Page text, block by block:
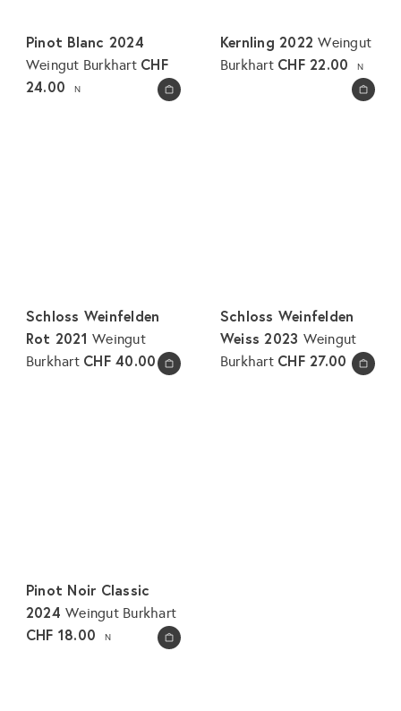
In den Warenkorb legen
Pinot Blanc 2024
Weingut Burkhart CHF
24.00
N In den Warenkorb legen
Kernling 2022Weingut
Burkhart CHF 22.00 N
In den Warenkorb legen
Schloss Weinfelden
Rot 2021Weingut
Burkhart CHF 40.00 N In den Warenkorb legen
Schloss Weinfelden
Weiss 2023 Weingut
Burkhart CHF 27.00 N
In den Warenkorb legen
Pinot Noir Classic
2024Weingut Burkhart
CHF 18.00 N